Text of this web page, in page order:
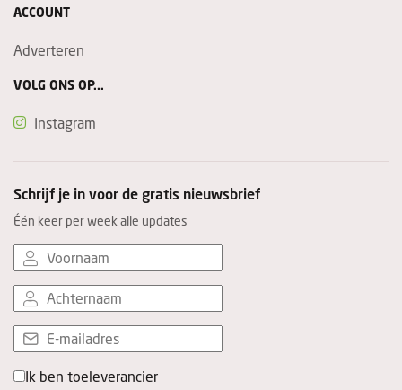
ACCOUNT
Adverteren
VOLG ONS OP...
Instagram
Schrijf je in voor de gratis nieuwsbrief
Één keer per week alle updates
Ik ben toeleverancier